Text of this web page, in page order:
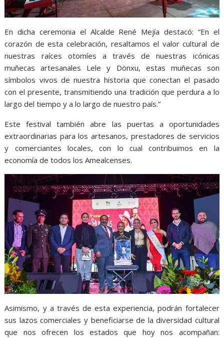
En dicha ceremonia el Alcalde René Mejía destacó: “En el
corazón de esta celebración, resaltamos el valor cultural de
nuestras raíces otomíes a través de nuestras icónicas
muñecas artesanales Lele y Dönxu, estas muñecas son
símbolos vivos de nuestra historia que conectan el pasado
con el presente, transmitiendo una tradición que perdura a lo
largo del tiempo y a lo largo de nuestro país.”
Este festival también abre las puertas a oportunidades
extraordinarias para los artesanos, prestadores de servicios
y comerciantes locales, con lo cual contribuimos en la
economía de todos los Amealcenses.
Asimismo, y a través de esta experiencia, podrán fortalecer
sus lazos comerciales y beneficiarse de la diversidad cultural
que nos ofrecen los estados que hoy nos acompañan: